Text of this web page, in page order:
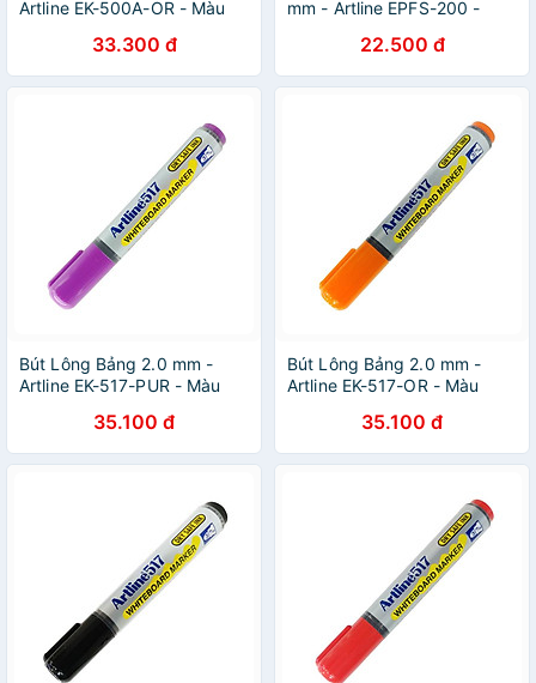
Artline EK-500A-OR - Màu
33.300 đ
mm - Artline EPFS-200 -
22.500 đ
Bút Lông Bảng 2.0 mm -
Artline EK-517-PUR - Màu
35.100 đ
Bút Lông Bảng 2.0 mm -
Artline EK-517-OR - Màu
35.100 đ